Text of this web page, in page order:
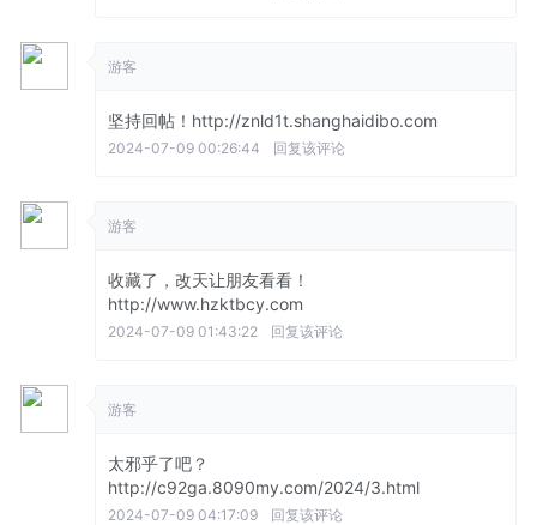
游客
坚持回帖！http://znld1t.shanghaidibo.com
2024-07-09 00:26:44 回复该评论
游客
收藏了，改天让朋友看看！
http://www.hzktbcy.com
2024-07-09 01:43:22 回复该评论
游客
太邪乎了吧？
http://c92ga.8090my.com/2024/3.html
2024-07-09 04:17:09 回复该评论